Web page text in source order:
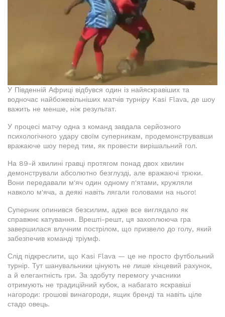
У Південній Африці відбувся один із найяскравіших та
водночас найбожевільніших матчів турніру Kasi Flava, де шоу
важить не менше, ніж результат.
У процесі матчу одна з команд завдала серйозного
психологічного удару своїм суперникам, продемонструвавши
вражаюче шоу перед тим, як провести вирішальний гол.
На 89-й хвилині гравці протягом понад двох хвилин
демонстрували абсолютно безглузді, але вражаючі трюки.
Вони передавали м'яч один одному п'ятами, кружляли
навколо м'яча, а деякі навіть лягали головами на нього!
Суперник опинився безсилим, адже все виглядало як
справжнє катування. Врешті-решт, ця захоплююча гра
завершилася влучним пострілом, що призвело до голу, який
забезпечив команді тріумф.
Слід підкреслити, що Kasi Flava — це не просто футбольний
турнір. Тут шанувальники цінують не лише кінцевий рахунок,
а й елегантність гри. За здобуту перемогу учасники
отримують не традиційний кубок, а набагато яскравіші
нагороди: грошові винагороди, ящик бренді та навіть ціле
стадо овець.